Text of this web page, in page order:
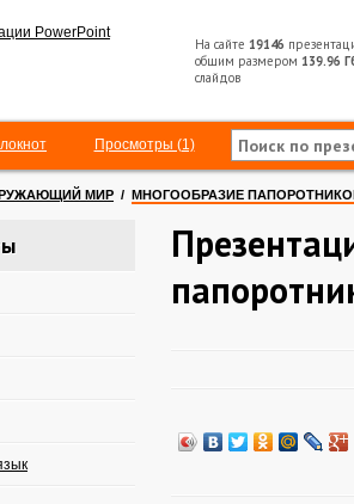
На сайте 19146
общим размером 139.96
слайдов
Просмотры (1)
МИР / МНОГООБРАЗИЕ